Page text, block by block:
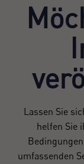
Lassen Sie
helfen Sie
umfassenden